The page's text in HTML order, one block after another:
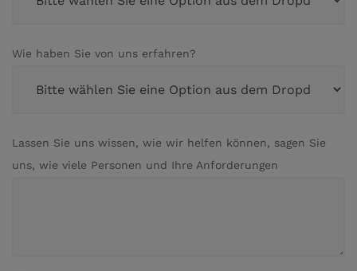
Wie haben Sie von uns erfahren?
Lassen Sie uns wissen, wie wir helfen können, sagen Sie
uns, wie viele Personen und Ihre Anforderungen